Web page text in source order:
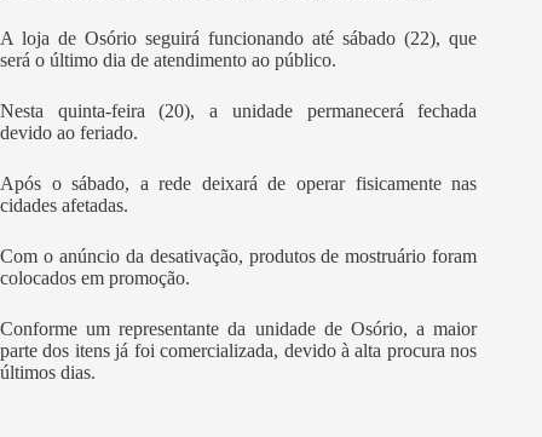
A loja de Osório seguirá funcionando até sábado (22), que
será o último dia de atendimento ao público.
Nesta quinta-feira (20), a unidade permanecerá fechada
devido ao feriado.
Após o sábado, a rede deixará de operar fisicamente nas
cidades afetadas.
Com o anúncio da desativação, produtos de mostruário foram
colocados em promoção.
Conforme um representante da unidade de Osório, a maior
parte dos itens já foi comercializada, devido à alta procura nos
últimos dias.